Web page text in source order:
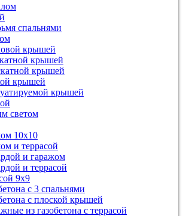
спальнями
крышей
крышей
крышей
крышей
крышей
светом
10х10
и террасой
и гаражом
и террасой
9х9
с 3 спальнями
с плоской крышей
из газобетона с террасой